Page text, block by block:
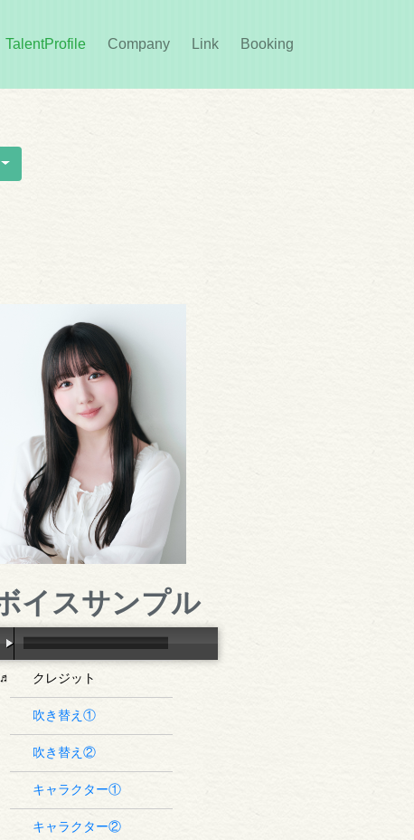
TalentProfile Company Link Booking
イスサンプル
クレジット
吹き替え①
吹き替え②
キャラクター①
キャラクター②